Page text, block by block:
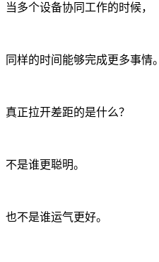
当多个设备协同工作的时候，
同样的时间能够完成更多事情。
真正拉开差距的是什么？
不是谁更聪明。
也不是谁运气更好。